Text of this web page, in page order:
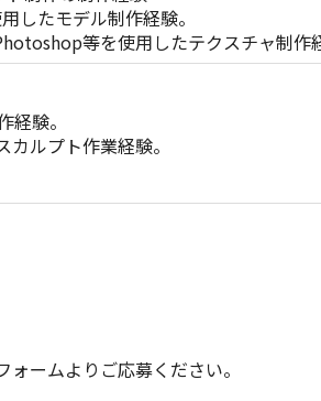
したモデル制作経験。
等を使用したテクスチャ制作
経験。
ルプト作業経験。
ームよりご応募ください。